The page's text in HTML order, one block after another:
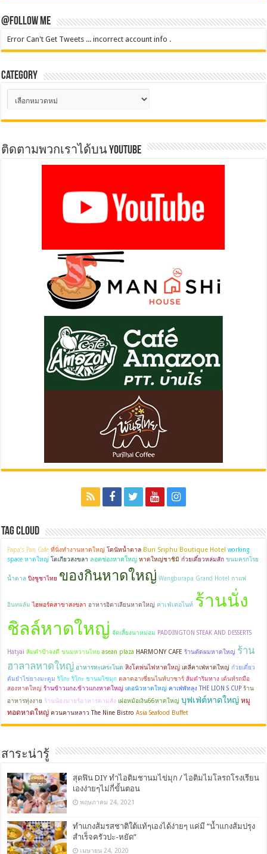
@Follow Me
Error Can't Get Tweets ... incorrect account info .
Category
Category
ติดตามพวกเราได้บน YOUTUBE
Tag Cloud
Papa's Pan Cafe ที่นั่งทำงานหาดใหญ่ โดนัทน้ำตาล Buri Sriphu Boutique Hotel working
space หาดใหญ่ โตเกียวสงขลา ลอดช่องหาดใหญ่ หาดใหญ่ชาชิมิ ก๋วยเตี๋ยวหล่มสัก ขนมครกโรย
น้ำตาล บิงซูชาไทย ของกินหาดใหญ่ Wangburapa Grand Hotel กาแฟ
อินทผลัม ไฮพอร์คสาขาสงขลา อาหารอิตาเลียนหาดใหญ่ คาเฟ่เดอไนท์ ร้านนั่ง
ชิลล์หาดใหญ่ จัดเลี้ยงนาหม่อม PADDINGTON STEAK AND DESSERTS
Hatyai ส้มตำป้าจงดี ขนมหวานไทย asean plaza HARMONY CAFE ร้านตัดผมหาดใหญ่ ร้าน
ฮาลาลหาดใหญ่ อาหารทะเลระโนด สิงโตพ่นไฟหาดใหญ่ เดลี่คาเฟ่หาดใหญ่ ก๋วยเตี๋ยว
ต้มยำไข่ยางมะตูม ริโกะ ริโกะ ชานมไข่มุก ตลาดอาเซี่ยนไนท์บาซาร์ ส้มตำริมทาง เต้นท์รถมือ
สองหาดใหญ่ ร้านข้าวแกง.ข้าวแกงหาดใหญ่ เดอนัวหาดใหญ่ คาเฟ่พัทลุง THE LION S CUP ร้าน
อาหารทุ่งงาย ร้านน้องมายร์อาหารตามสั่ง เฝอหม้อเงิน66หาดใหญ่ บุฟเฟ่ต์หาดใหญ่ หมู
ทอดหาดใหญ่ ควนคานหลาว The Nine Bistro Asia Seafood Buffet
สาระน่ารู้
สุดฟิน DIY ทำไอติมชานมไข่มุก / ไอติมไมโลรถโรงเรียน
เองง่ายๆไม่กี่ขั้นตอน
พฤษภาคม 24, 2021
ทำแกงส้มรสชาติใต้แท้ๆเองได้ง่ายๆ แค่มี “น้ำแกงส้มปรุง
สำเร็จครัวปะ-หยัด”
เมษายน 24, 2020